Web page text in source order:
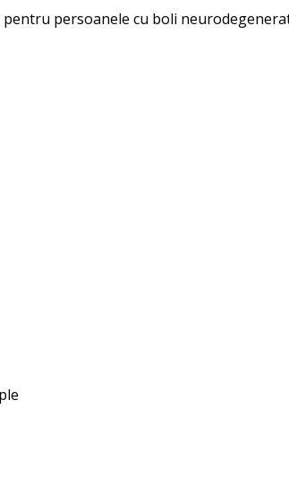
persoanele cu boli